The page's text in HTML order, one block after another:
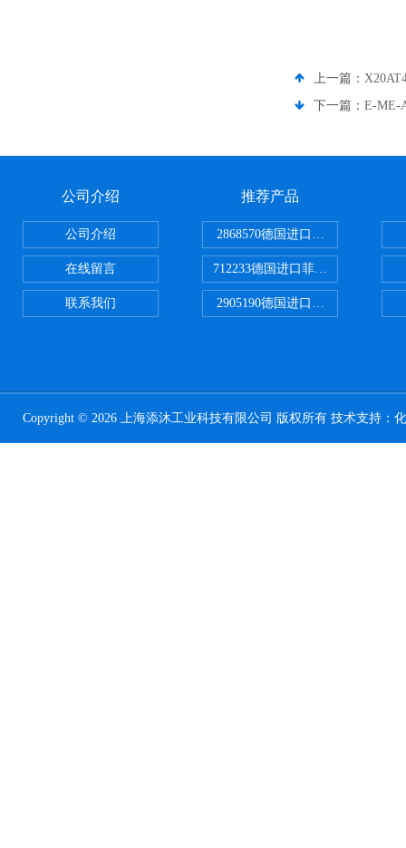
上一篇：
下一篇： E-ME-
公司介绍
公司介绍
在线留言
联系我们
推荐产品
2868570德国进口菲尼克斯电源
712233德国进口菲尼克斯断路器
2905190德国进口菲尼克斯继电器
Copyright © 2026 上海添沐工业科技有限公司 版权所有 技术支持：